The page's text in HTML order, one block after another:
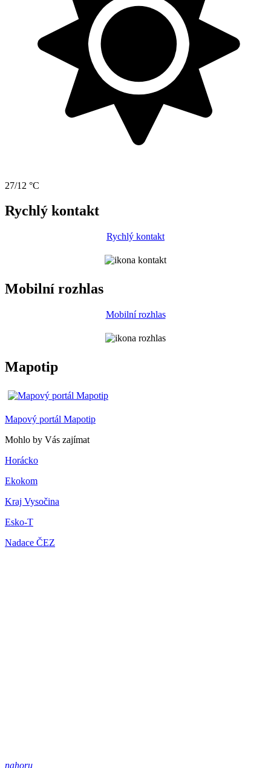
27/12 °C
Rychlý kontakt
Rychlý kontakt
Mobilní rozhlas
Mobilní rozhlas
Mapotip
Mapový portál Mapotip
Mohlo by Vás zajímat
Horácko
Ekokom
Kraj Vysočina
Esko-T
Nadace ČEZ
nahoru